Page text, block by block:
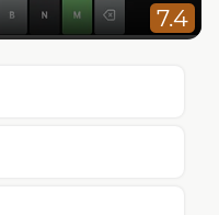
7.4